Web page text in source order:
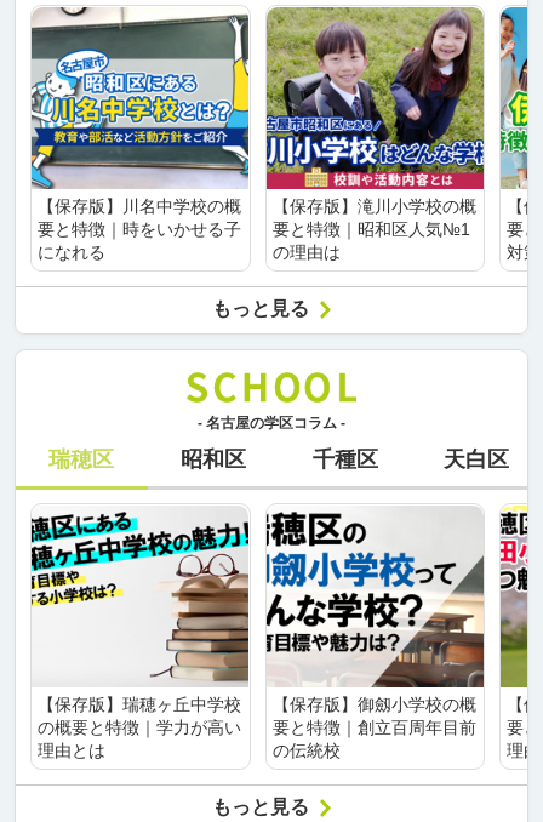
【保存版】川名中学校の概
要と特徴｜時をいかせる子
になれる
【保存版】滝川小学校の概
要と特徴｜昭和区人気№1
の理由は
【
要
対
もっと見る
- 名古屋の学区コラム -
瑞穂区 昭和区 千種区 天白区
【保存版】瑞穂ヶ丘中学校
の概要と特徴｜学力が高い
理由とは
【保存版】御劔小学校の概
要と特徴｜創立百周年目前
の伝統校
【
要
理
もっと見る